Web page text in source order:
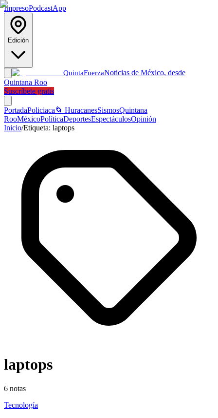
ImpresoPodcastApp
Edición
QuintaFuerzaNoticias de México, desde
Quintana Roo
Suscríbete gratis
PortadaPoliciaca 🌀 HuracanesSismosQuintana
RooMéxicoPolíticaDeportesEspectáculosOpinión
Inicio/Etiqueta: laptops
laptops
6 notas
Tecnología